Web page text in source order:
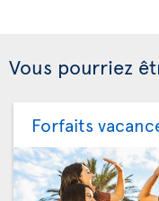
Vous pourriez
Forfaits